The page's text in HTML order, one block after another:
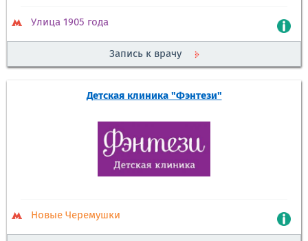
Улица 1905 года
Запись к врачу
Детская клиника "Фэнтези"
Новые Черемушки